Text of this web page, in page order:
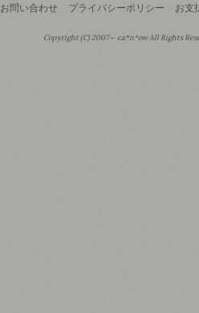
お問い合わせ プライバシーポリシー お支
Copyright (C) 2007～ ca*n*ow All Rights